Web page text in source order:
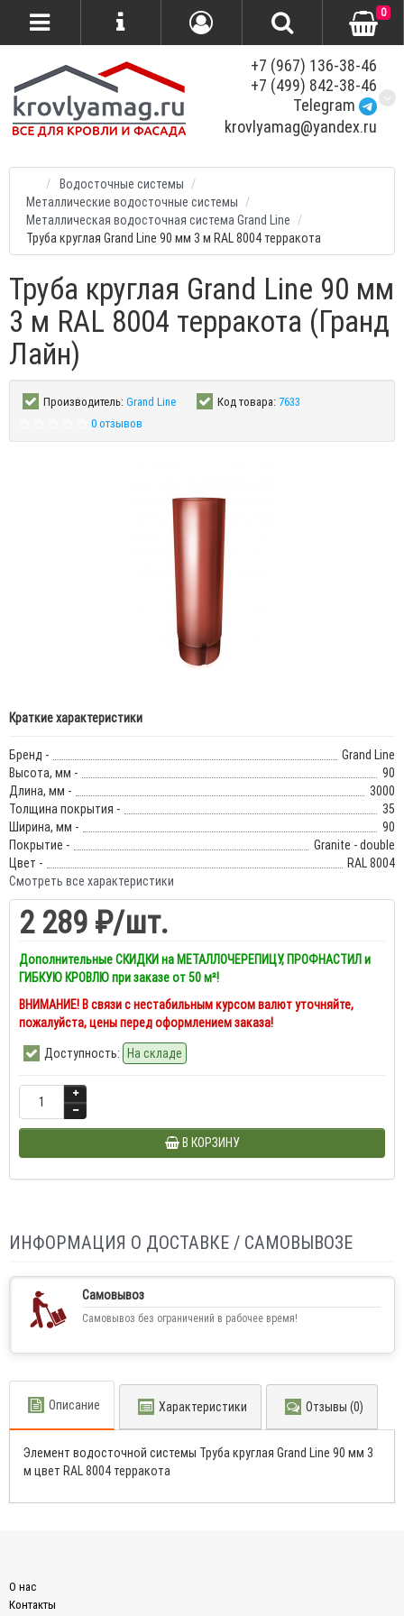
+7 (967) 136-38-46
+7 (499) 842-38-46
Telegram
krovlyamag@yandex.ru
0
Водосточные системы
Металлические водосточные системы
Металлическая водосточная система Grand Line
Труба круглая Grand Line 90 мм 3 м RAL 8004 терракота
Труба круглая Grand Line 90 мм
3 м RAL 8004 терракота (Гранд
Лайн)
Производитель:Grand Line Код товара:7633
0 отзывов
Краткие характеристики
Бренд -
Grand Line
Высота, мм -
90
Длина, мм -
3000
Толщина покрытия -
35
Ширина, мм -
90
Покрытие -
Granite - double
Цвет -
RAL 8004
Смотреть все характеристики
2 289 ₽/шт.
Дополнительные СКИДКИ на МЕТАЛЛОЧЕРЕПИЦУ, ПРОФНАСТИЛ и
ГИБКУЮ КРОВЛЮ при заказе от 50 м²!
ВНИМАНИЕ! В связи с нестабильным курсом валют уточняйте,
пожалуйста, цены перед оформлением заказа!
Доступность: На складе
В КОРЗИНУ
ИНФОРМАЦИЯ О ДОСТАВКЕ / САМОВЫВОЗЕ
Самовывоз
Самовывоз без ограничений в рабочее время!
Описание Характеристики Отзывы (0)
Элемент водосточной системы Труба круглая Grand Line 90 мм 3
м цвет RAL 8004 терракота
О нас
Контакты